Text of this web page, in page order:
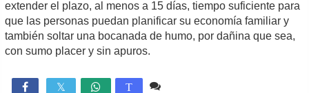
extender el plazo, al menos a 15 días, tiempo suficiente para
que las personas puedan planificar su economía familiar y
también soltar una bocanada de humo, por dañina que sea,
con sumo placer y sin apuros.
 T